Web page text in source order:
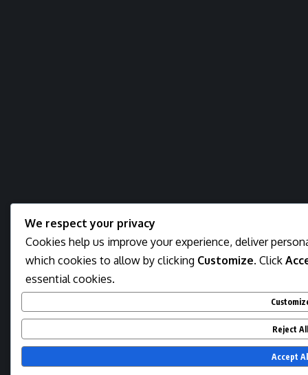
We respect your privacy
Cookies help us improve your experience, deliver
which cookies to allow by clicking Customize. Click
essential cookies.
Reject
Accept